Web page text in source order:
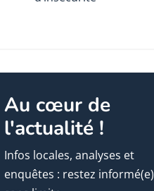
Au cœur de
l'actualité !
Infos locales, analyses et
enquêtes : restez informé(e)